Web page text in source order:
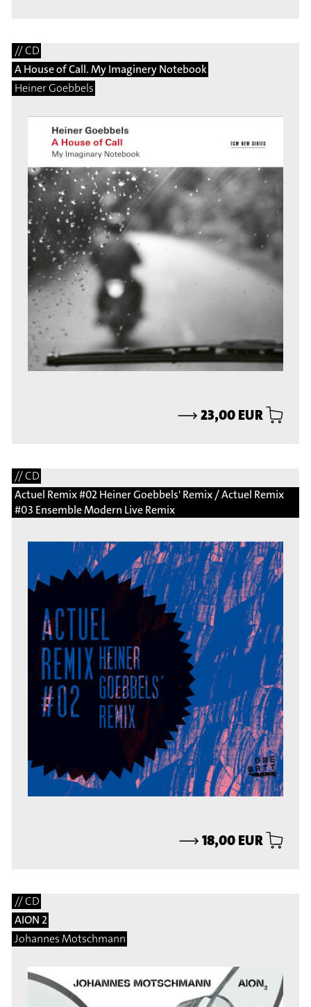
// CD
A House of Call. My Imaginery Notebook
Heiner Goebbels
⟶23,00 EUR
// CD
Actuel Remix #02 Heiner Goebbels' Remix / Actuel Remix
#03 Ensemble Modern Live Remix
⟶18,00 EUR
// CD
AION 2
Johannes Motschmann